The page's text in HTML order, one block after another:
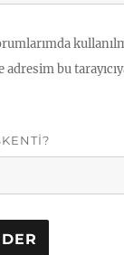
adresim bu